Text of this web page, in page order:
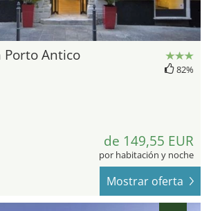
Porto Antico
82%
de 149,55 EUR
por habitación y noche
Mostrar oferta